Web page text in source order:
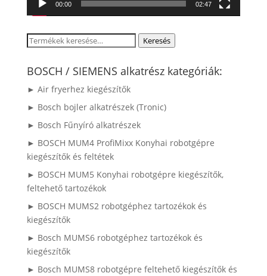
00:00 02:47
Keresés
következőre:
Keresés
BOSCH / SIEMENS alkatrész kategóriák:
► Air fryerhez kiegészítők
► Bosch bojler alkatrészek (Tronic)
► Bosch Fűnyíró alkatrészek
► BOSCH MUM4 ProfiMixx Konyhai robotgépre
kiegészítők és feltétek
► BOSCH MUM5 Konyhai robotgépre kiegészítők,
feltehető tartozékok
► BOSCH MUMS2 robotgéphez tartozékok és
kiegészítők
► Bosch MUMS6 robotgéphez tartozékok és
kiegészítők
► Bosch MUMS8 robotgépre feltehető kiegészítők és